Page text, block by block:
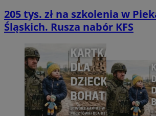
205 tys. zł na szkolenia w
Śląskich. Rusza nabór KFS